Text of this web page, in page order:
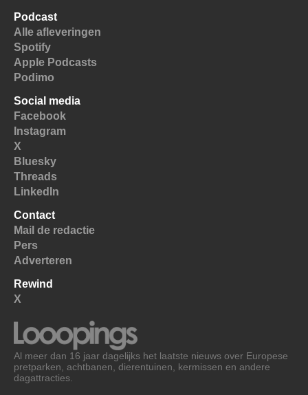
Podcast
Alle afleveringen
Spotify
Apple Podcasts
Podimo
Social media
Facebook
Instagram
X
Bluesky
Threads
LinkedIn
Contact
Mail de redactie
Pers
Adverteren
Rewind
X
Al meer dan 16 jaar dagelijks het laatste nieuws over Europese
pretparken, achtbanen, dierentuinen, kermissen en andere
dagattracties.